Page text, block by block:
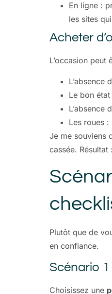
En ligne :
les sites
Acheter
L’occasion
L’absence
Le bon
L’absence
Les roues
Je me souviens
cassée.
Plutôt que de
en confiance.
Scénario
Choisissez une